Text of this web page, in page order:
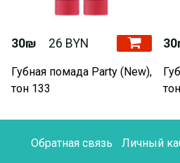
30₪ 26 BYN
Губная помада Party (New),
тон 133
Обратная связь Личный